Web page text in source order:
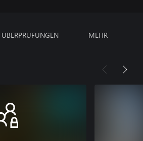
ÜBERPRÜFUNGEN MEHR